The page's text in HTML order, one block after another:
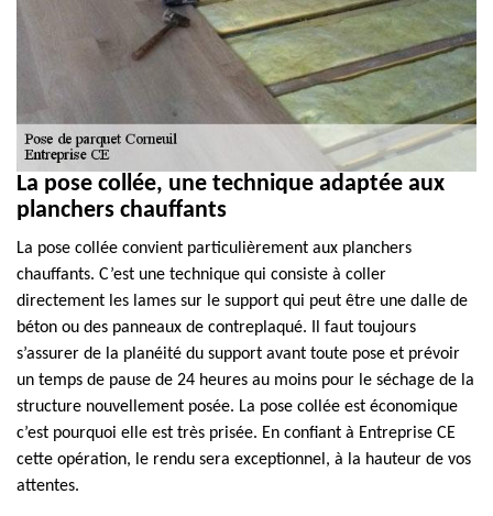
La pose collée, une technique adaptée aux
planchers chauffants
La pose collée convient particulièrement aux planchers
chauffants. C’est une technique qui consiste à coller
directement les lames sur le support qui peut être une dalle de
béton ou des panneaux de contreplaqué. Il faut toujours
s’assurer de la planéité du support avant toute pose et prévoir
un temps de pause de 24 heures au moins pour le séchage de la
structure nouvellement posée. La pose collée est économique
c’est pourquoi elle est très prisée. En confiant à Entreprise CE
cette opération, le rendu sera exceptionnel, à la hauteur de vos
attentes.